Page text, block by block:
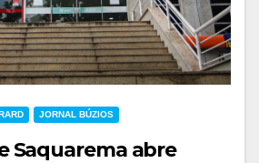
JORNAL BÚZIOS
Saquarema abre